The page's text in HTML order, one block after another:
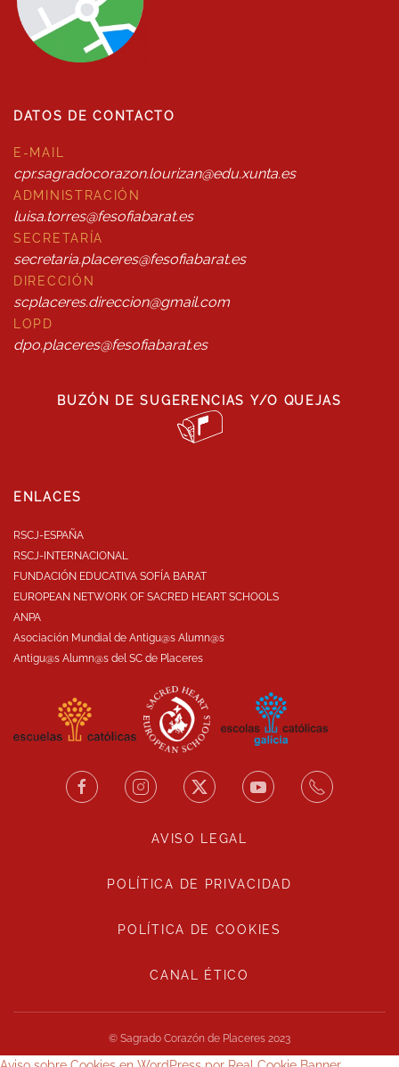
DATOS DE CONTACTO
E-MAIL
cpr.sagradocorazon.lourizan@edu.xunta.es
ADMINISTRACIÓN
luisa.torres@fesofiabarat.es
SECRETARÍA
secretaria.placeres@fesofiabarat.es
DIRECCIÓN
scplaceres.direccion@gmail.com
LOPD
dpo.placeres@fesofiabarat.es
BUZÓN DE SUGERENCIAS Y/O QUEJAS
ENLACES
RSCJ-ESPAÑA
RSCJ-INTERNACIONAL
FUNDACIÓN EDUCATIVA SOFÍA BARAT
EUROPEAN NETWORK OF SACRED HEART SCHOOLS
ANPA
Asociación Mundial de Antigu@s Alumn@s
Antigu@s Alumn@s del SC de Placeres
AVISO LEGAL
POLÍTICA DE PRIVACIDAD
POLÍTICA DE COOKIES
CANAL ÉTICO
© Sagrado Corazón de Placeres 2023